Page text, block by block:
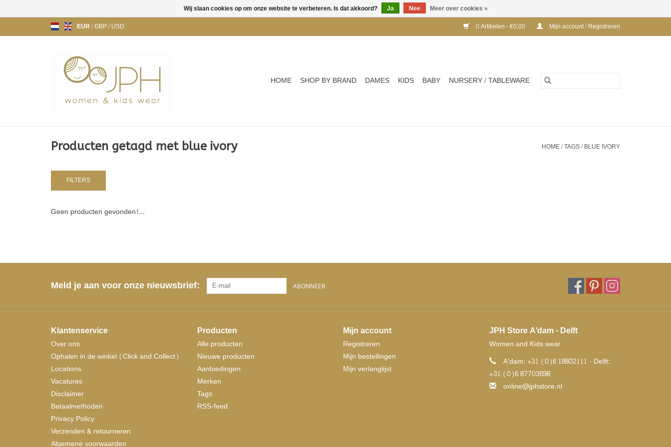
EUR/GBP/USD 0 Artikelen - €0,00 Mijn account / Registreren
HOME SHOP BY BRAND DAMES KIDS BABY NURSERY / TABLEWARE
Producten getagd met blue ivory HOME/TAGS/BLUE IVORY
FILTERS
Geen producten gevonden!...
Meld je aan voor onze nieuwsbrief: ABONNEER
Klantenservice
Over ons
Ophalen in de winkel (Click and Collect)
Locations
Vacatures
Disclaimer
Betaalmethoden
Privacy Policy
Verzenden & retourneren
Algemene voorwaarden
Producten
Alle producten
Nieuwe producten
Aanbiedingen
Merken
Tags
RSS-feed
Mijn account
Registreren
Mijn bestellingen
Mijn verlanglijst
JPH Store A'dam - Delft
Women and Kids wear
A'dam: +31 (0)6 18802111 - Delft:
+31 (0)6 87703698
online@jphstore.nl
Wij slaan cookies op om onze website te verbeteren. Is dat akkoord? Ja Nee Meer over cookies »